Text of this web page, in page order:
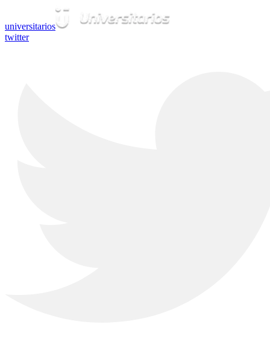
universitarios
twitter